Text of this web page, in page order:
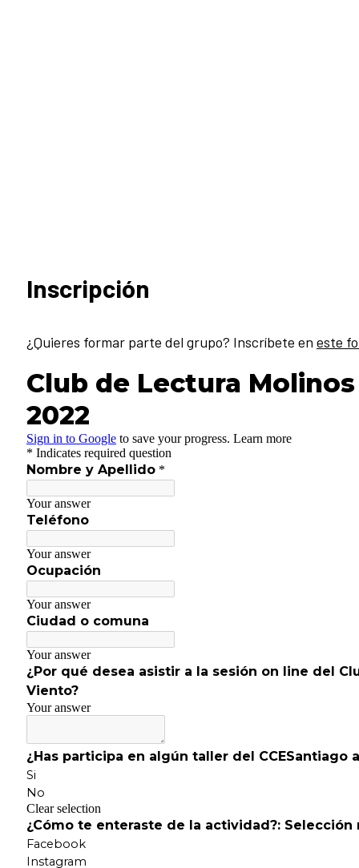
Inscripción
¿Quieres formar parte del grupo? Inscríbete en este